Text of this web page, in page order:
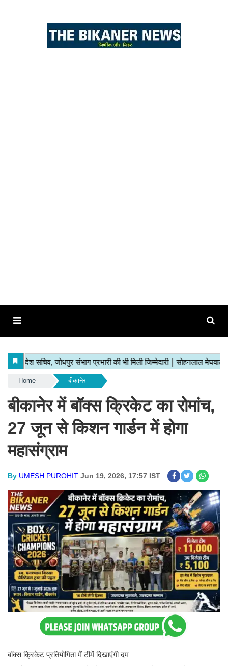
Home बीकानेर
बीकानेर में बॉक्स क्रिकेट का रोमांच,
27 जून से किशन गार्डन में होगा
महासंग्राम
By UMESH PUROHIT Jun 19, 2026, 17:57 IST
बॉक्स क्रिकेट प्रतियोगिता मेंं टीमें दिखाएंगी दम